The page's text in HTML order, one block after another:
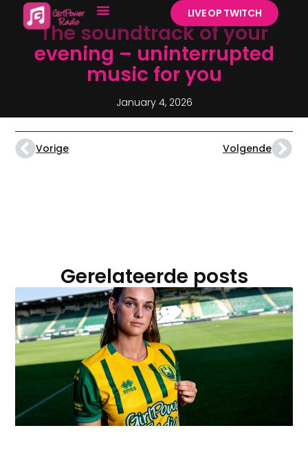
LIVE OP TWITCH
The soundtrack of your
evening – uninterrupted
music for you
January 4, 2026
Vorige Volgende
Gerelateerde posts